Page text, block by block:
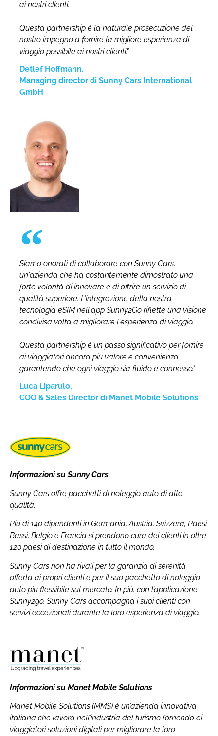
ai nostri clienti.
Questa partnership è la naturale prosecuzione del
nostro impegno a fornire la migliore esperienza di
viaggio possibile ai nostri clienti."
Detlef Hoffmann,
Managing director di Sunny Cars International
GmbH
Siamo onorati di collaborare con Sunny Cars,
un'azienda che ha costantemente dimostrato una
forte volontà di innovare e di offrire un servizio di
qualità superiore. L’integrazione della nostra
tecnologia eSIM nell'app Sunny2Go riflette una visione
condivisa volta a migliorare l'esperienza di viaggio.
Questa partnership è un passo significativo per fornire
ai viaggiatori ancora più valore e convenienza,
garantendo che ogni viaggio sia fluido e connesso."
Luca Liparulo,
COO & Sales Director di Manet Mobile Solutions
Informazioni su Sunny Cars
Sunny Cars offre pacchetti di noleggio auto di alta
qualità.
Più di 140 dipendenti in Germania, Austria, Svizzera, Paesi
Bassi, Belgio e Francia si prendono cura dei clienti in oltre
120 paesi di destinazione in tutto il mondo.
Sunny Cars non ha rivali per la garanzia di serenità
offerta ai propri clienti e per il suo pacchetto di noleggio
auto più flessibile sul mercato. In più, con l’applicazione
Sunny2go, Sunny Cars accompagna i suoi clienti con
servizi eccezionali durante la loro esperienza di viaggio.
Informazioni su Manet Mobile Solutions
Manet Mobile Solutions (MMS) è un’azienda innovativa
italiana che lavora nell’industria del turismo fornendo ai
viaggiatori soluzioni digitali per migliorare la loro